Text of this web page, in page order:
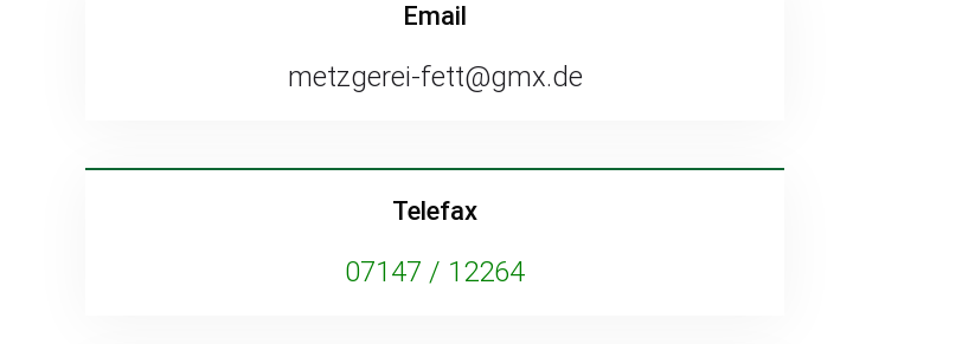
Email
metzgerei-fett@gmx.de
Telefax
07147 / 12264